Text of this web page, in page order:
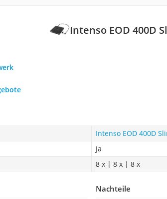
Intenso EOD 400D
Intenso EOD 400D
Ja
8 x | 8 x | 8 x
Nachteile